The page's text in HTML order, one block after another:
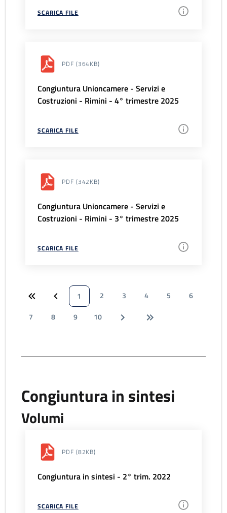
SCARICA FILE
PDF (364KB)
Congiuntura Unioncamere - Servizi e
Costruzioni - Rimini - 4° trimestre 2025
SCARICA FILE
PDF (342KB)
Congiuntura Unioncamere - Servizi e
Costruzioni - Rimini - 3° trimestre 2025
SCARICA FILE
1 2 3 4 5
6
7
8 9 10
Congiuntura in sintesi
Volumi
PDF (82KB)
Congiuntura in sintesi - 2° trim. 2022
SCARICA FILE